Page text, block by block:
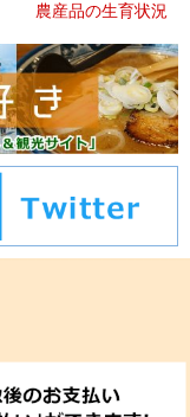
農産品の生育状況